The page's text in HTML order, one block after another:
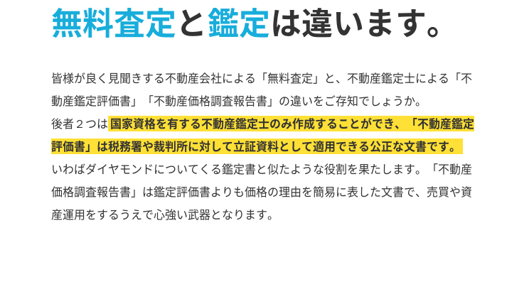
無料査定と鑑定は違います。
皆様が良く見聞きする不動産会社による「無料査定」と、不動産鑑定士による「不
動産鑑定評価書」「不動産価格調査報告書」の違いをご存知でしょうか。
後者２つは 国家資格を有する不動産鑑定士のみ作成することができ、「不動産鑑定
評価書」は税務署や裁判所に対して立証資料として適用できる公正な文書です。
いわばダイヤモンドについてくる鑑定書と似たような役割を果たします。「不動産
価格調査報告書」は鑑定評価書よりも価格の理由を簡易に表した文書で、売買や資
産運用をするうえで心強い武器となります。